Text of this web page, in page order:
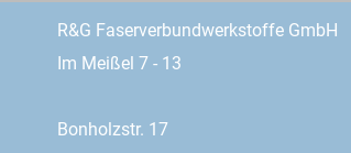
R&G Faserverbundwerkstoffe GmbH
Im Meißel 7 - 13
Bonholzstr. 17